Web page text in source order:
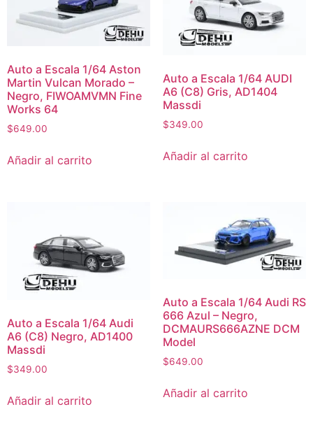
Auto a Escala 1/64 Aston
Martin Vulcan Morado –
Negro, FIWOAMVMN Fine
Works 64
$649.00
Añadir al carrito
Auto a Escala 1/64 AUDI
A6 (C8) Gris, AD1404
Massdi
$349.00
Añadir al carrito
Auto a Escala 1/64 Audi
A6 (C8) Negro, AD1400
Massdi
$349.00
Añadir al carrito
Auto a Escala 1/64 Audi RS
666 Azul – Negro,
DCMAURS666AZNE DCM
Model
$649.00
Añadir al carrito